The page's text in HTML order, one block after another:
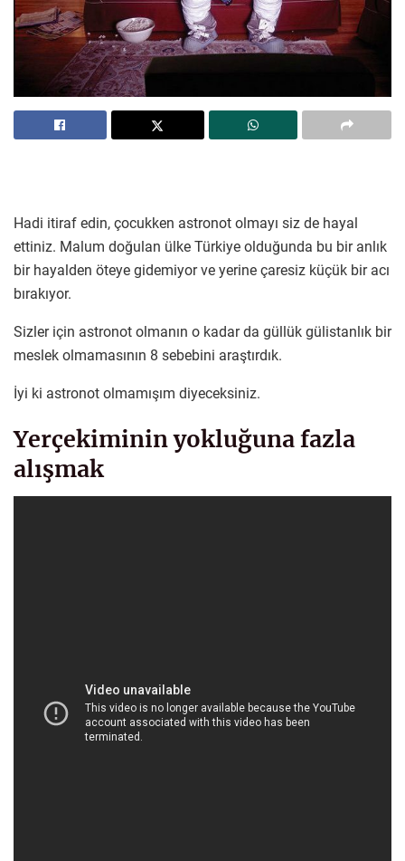
Hadi itiraf edin, çocukken astronot olmayı siz de hayal
ettiniz. Malum doğulan ülke Türkiye olduğunda bu bir anlık
bir hayalden öteye gidemiyor ve yerine çaresiz küçük bir acı
bırakıyor.
Sizler için astronot olmanın o kadar da güllük gülistanlık bir
meslek olmamasının 8 sebebini araştırdık.
İyi ki astronot olmamışım diyeceksiniz.
Yerçekiminin yokluğuna fazla
alışmak